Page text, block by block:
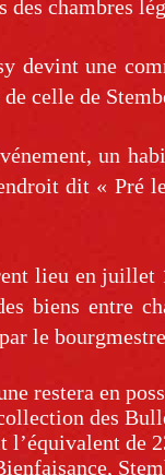
des chambres
devint une
de celle de
un
dit « Pré
lieu en juillet
biens entre
le
restera en
des
l’équivalent de